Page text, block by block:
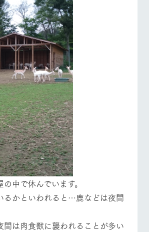
中で休んでいます。
るかといわれると…鹿などは夜間
間は肉食獣に襲われることが多い